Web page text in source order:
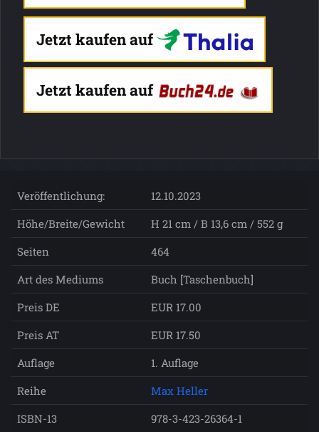
Jetzt kaufen auf
Jetzt kaufen auf
Veröffentlichung:
12.10.2023
Höhe/Breite/Gewicht
H 21 cm / B 13,6 cm / 552 g
Seiten
464
Art des Mediums
Buch [Taschenbuch]
Preis DE
EUR 17.00
Preis AT
EUR 17.50
Auflage
1. Auflage
Reihe
Max Heller
ISBN-13
978-3-423-26364-1